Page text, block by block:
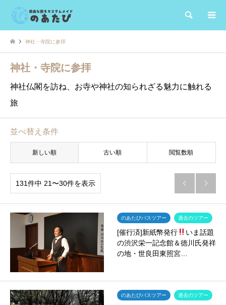
検索
神社・寺院に参拝
神社・寺院に参拝
神社仏閣を訪ね、お寺や神社の知られざる魅力に触れる
旅
並べ替え条件
新しい順 古い順 閲覧数順
131件中 21〜30件を表示  
のあたびバスツアー 過去のツアー
[催行済]新紙幣発行
いま話題
の渋沢栄一記念館＆徳川氏発祥
の地・世良田東照宮…
のあたびバスツアー 過去のツアー